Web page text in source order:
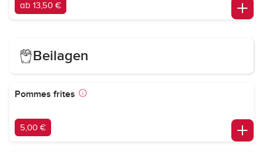
ab 13,50 €
Beilagen
Pommes frites
5,00 €